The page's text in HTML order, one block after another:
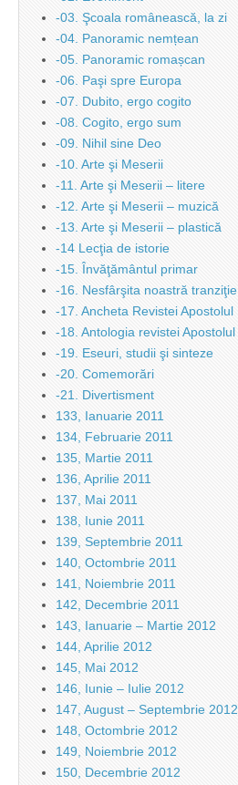
-03. Şcoala românească, la zi
-04. Panoramic nemțean
-05. Panoramic romașcan
-06. Paşi spre Europa
-07. Dubito, ergo cogito
-08. Cogito, ergo sum
-09. Nihil sine Deo
-10. Arte şi Meserii
-11. Arte şi Meserii – litere
-12. Arte şi Meserii – muzică
-13. Arte şi Meserii – plastică
-14 Lecţia de istorie
-15. Învăţământul primar
-16. Nesfârşita noastră tranziţie
-17. Ancheta Revistei Apostolul
-18. Antologia revistei Apostolul
-19. Eseuri, studii şi sinteze
-20. Comemorări
-21. Divertisment
133, Ianuarie 2011
134, Februarie 2011
135, Martie 2011
136, Aprilie 2011
137, Mai 2011
138, Iunie 2011
139, Septembrie 2011
140, Octombrie 2011
141, Noiembrie 2011
142, Decembrie 2011
143, Ianuarie – Martie 2012
144, Aprilie 2012
145, Mai 2012
146, Iunie – Iulie 2012
147, August – Septembrie 2012
148, Octombrie 2012
149, Noiembrie 2012
150, Decembrie 2012